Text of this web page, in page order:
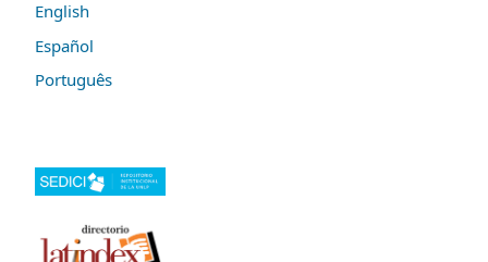
English
Español
Português